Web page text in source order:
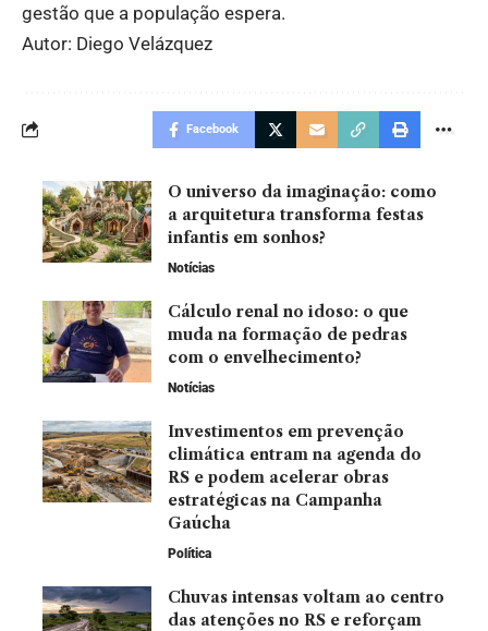
gestão que a população espera.
Autor: Diego Velázquez
Facebook
O universo da imaginação: como
a arquitetura transforma festas
infantis em sonhos?
Notícias
Cálculo renal no idoso: o que
muda na formação de pedras
com o envelhecimento?
Notícias
Investimentos em prevenção
climática entram na agenda do
RS e podem acelerar obras
estratégicas na Campanha
Gaúcha
Política
Chuvas intensas voltam ao centro
das atenções no RS e reforçam